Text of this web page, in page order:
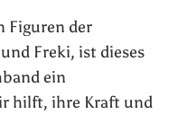
Figuren der
Freki, ist dieses
ein
hilft, ihre Kraft und